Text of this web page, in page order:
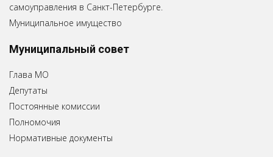
самоуправления в Санкт-Петербурге.
Муниципальное имущество
Муниципальный совет
Глава МО
Депутаты
Постоянные комиссии
Полномочия
Нормативные документы